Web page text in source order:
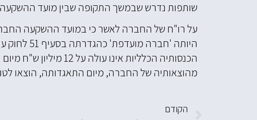
שותפות נדרש שבמשך התקופה שבין מועד ההשקעה
מהוצאותיה של החברה, מיום התאגדותה, הוצאו
הקודם